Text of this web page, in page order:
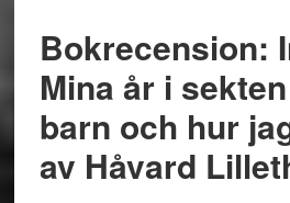
Bokrecension:
Mina år i
barn och hur
av Håvard